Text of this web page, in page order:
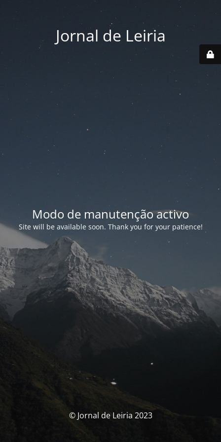
Jornal de Leiria
Modo de manutenção activo
Site will be available soon. Thank you for your patience!
© Jornal de Leiria 2023